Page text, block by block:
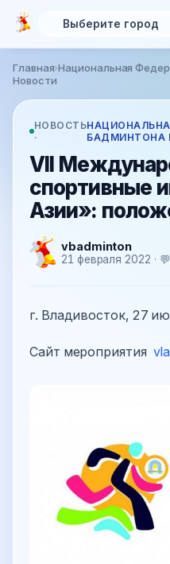
Перейти к основному
Вы здесь
Главная›Национальная
Новости
НОВОСТЬ
·
БАДМИНТОНА
VII
спортивные
Азии»:
vbadminton
21 февраля 2022 ·
г. Владивосток, 27
Сайт мероприятия